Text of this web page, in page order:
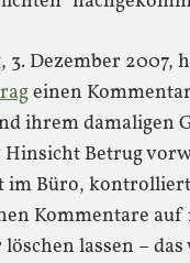
Dezember 2007,
einen
ihrem damaligen
Betrug
Büro,
Kommentare
lassen –